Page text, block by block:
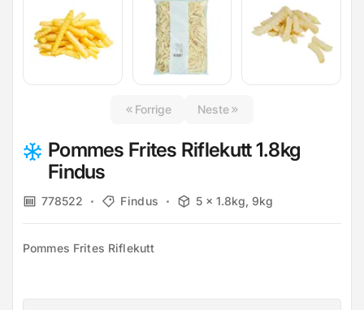
Forrige Neste
Pommes Frites Riflekutt 1.8kg
Findus
778522 Findus 5 x 1.8kg, 9kg
Pommes Frites Riflekutt